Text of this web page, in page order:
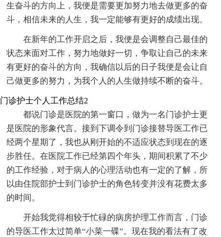
生奋斗的方向上，我便是需要更加努力地去做更多的奋
斗，相信未来的人生，我一定能够有更好的成绩出现。
在新年的工作开启之后，我便是会调整自己最佳的
状态来面对工作，努力地做好一切，争取让自己的未来
有更好的奋斗的方向，我确信以后的日子我便是会让自
己做更多的努力，为我个人的人生做持续不断的奋斗。
门诊护士个人工作总结2
都说门诊是医院的第一窗口，做为一名门诊护士更
是医院的形象代言。接到下调令到门诊接替导医工作已
经两个星期了，我也从刚开始的不适应状态到现在的逐
步胜任。在医院工作已经第四个年头，期间积累了不少
的工作经验，对于病人的心理活动也有一定的了解，所
以由住院部护士到门诊护士的角色转变并没有花费太多
的时间。
开始我觉得相较于忙碌的病房护理工作而言，门诊
的导医工作太过简单“小菜一碟”。现在我的看法有了改